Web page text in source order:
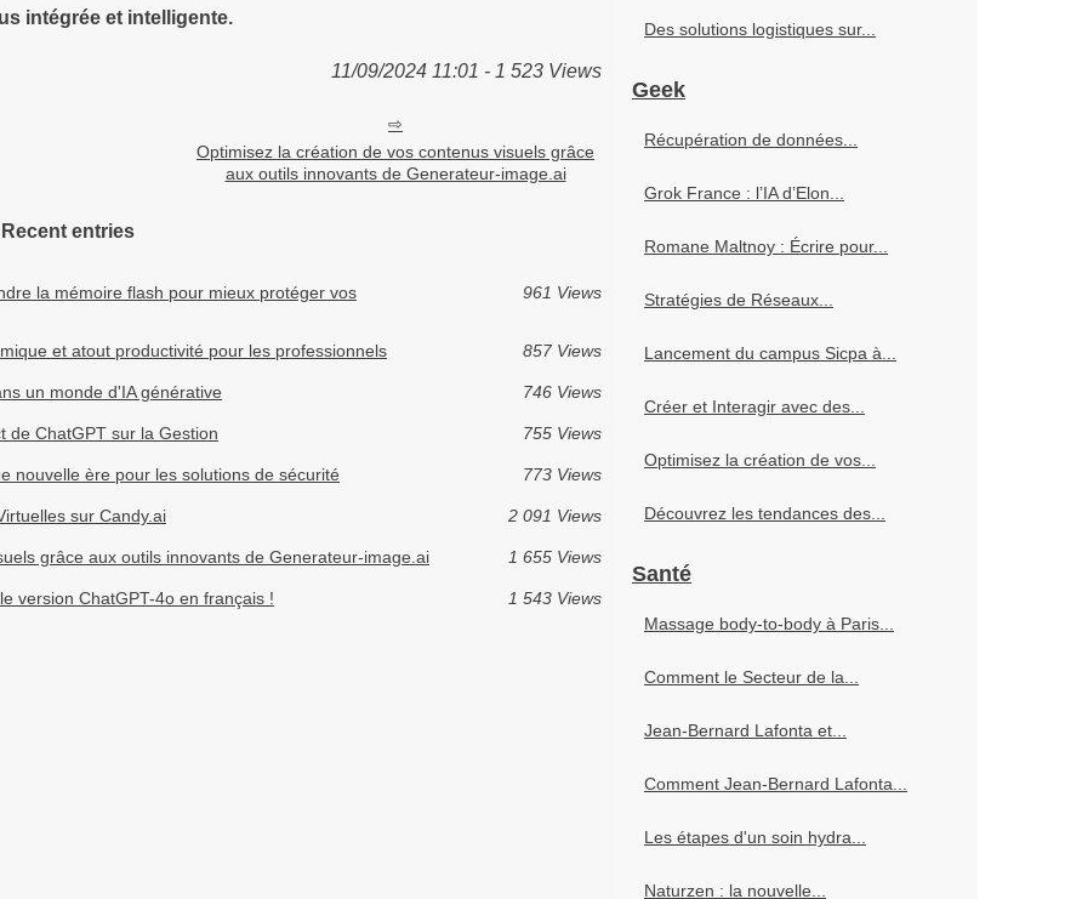
intégrée et intelligente.
11/09/2024 11:01 - 1 523 Views
Optimisez la création de vos contenus visuels grâce
aux outils innovants de Generateur-image.ai
Recent entries
la mémoire flash pour mieux protéger vos
961 Views
et atout productivité pour les professionnels 857 Views
un monde d'IA générative 746 Views
de ChatGPT sur la Gestion 755 Views
nouvelle ère pour les solutions de sécurité 773 Views
sur Candy.ai 2 091 Views
grâce aux outils innovants de Generateur-image.ai 1 655 Views
version ChatGPT-4o en français ! 1 543 Views
Des solutions logistiques sur...
Geek
Récupération de données...
Grok France : l’IA d’Elon...
Romane Maltnoy : Écrire pour...
Stratégies de Réseaux...
Lancement du campus Sicpa à...
Créer et Interagir avec des...
Optimisez la création de vos...
Découvrez les tendances des...
Santé
Massage body-to-body à Paris...
Comment le Secteur de la...
Jean-Bernard Lafonta et...
Comment Jean-Bernard Lafonta...
Les étapes d'un soin hydra...
Naturzen : la nouvelle...